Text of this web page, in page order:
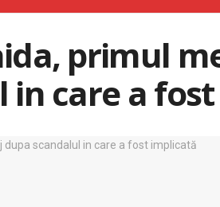
primul
in care a